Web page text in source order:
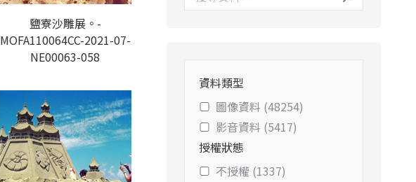
鹽寮沙雕展。-
MOFA110064CC-2021-07-
NE00063-058
資料類型
圖像資料 (48254)
影音資料 (5417)
授權狀態
不授權 (1337)